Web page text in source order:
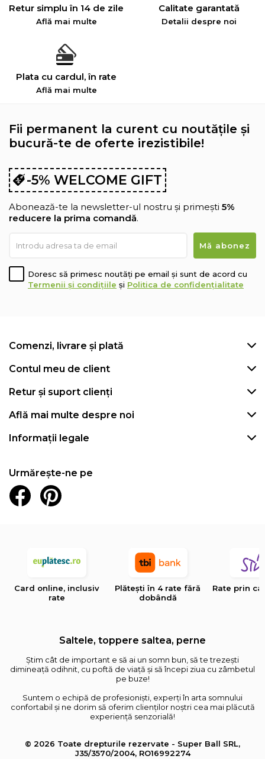
Retur simplu în 14 de zile
Află mai multe
Calitate garantată
Detalii despre noi
Plata cu cardul, în rate
Află mai multe
Fii permanent la curent cu noutățile și
bucură-te de oferte irezistibile!
-5% WELCOME GIFT
Abonează-te la newsletter-ul nostru și primești 5%
reducere la prima comandă.
Doresc să primesc noutăți pe email și sunt de acord cu
Termenii și condițiile și Politica de confidențialitate
Comenzi, livrare și plată
Contul meu de client
Retur și suport clienți
Află mai multe despre noi
Informații legale
Urmărește-ne pe
Card online, inclusiv
rate
Plătești în 4 rate fără
dobândă
Rate prin
Saltele, toppere saltea, perne
Știm cât de important e să ai un somn bun, să te trezești
dimineață odihnit, cu poftă de viață și să începi ziua cu zâmbetul
pe buze!
Suntem o echipă de profesioniști, experți în arta somnului
confortabil și ne dorim să oferim clienților noștri cea mai plăcută
experiență senzorială!
© 2026 Toate drepturile rezervate - Super Ball SRL,
J35/3570/2004, RO16992274